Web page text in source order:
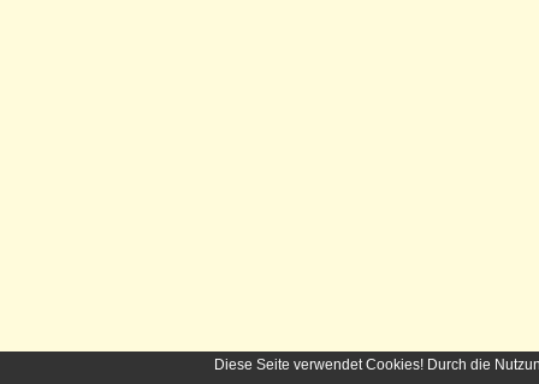
Diese Seite verwendet Cookies! Durch die